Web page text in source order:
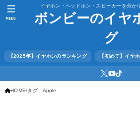
イヤホン・ヘッドホン・スピーカーを分か
ボンビーのイヤ
グ
【2025年】イヤホンのランキング 【初めて】イヤ
MENU
HOME タグ : Apple